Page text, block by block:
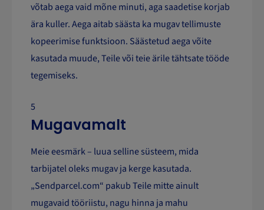
võtab aega vaid mõne minuti, aga saadetise korjab
ära kuller. Aega aitab säästa ka mugav tellimuste
kopeerimise funktsioon. Säästetud aega võite
kasutada muude, Teile või teie ärile tähtsate tööde
tegemiseks.
5
Mugavamalt
Meie eesmärk – luua selline süsteem, mida
tarbijatel oleks mugav ja kerge kasutada.
„Sendparcel.com“ pakub Teile mitte ainult
mugavaid tööriistu, nagu hinna ja mahu